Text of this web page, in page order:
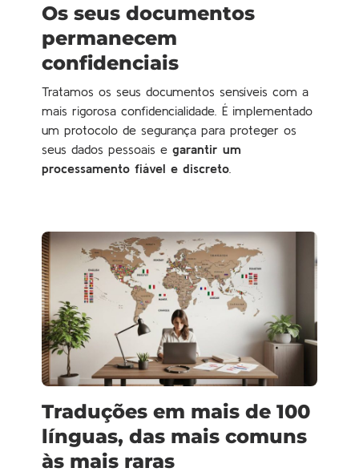
Os seus documentos
permanecem
confidenciais
Tratamos os seus documentos sensíveis com a
mais rigorosa confidencialidade. É implementado
um protocolo de segurança para proteger os
seus dados pessoais egarantir um
processamento fiável e discreto
Traduções em mais de 100
línguas, das mais comuns
às mais raras